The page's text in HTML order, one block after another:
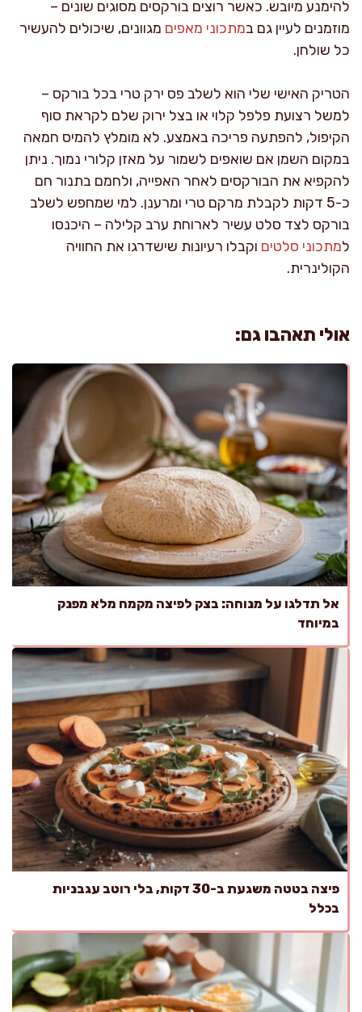
להימנע מיובש. כאשר רוצים בורקסים מסוגים שונים –
מוזמנים לעיין גם במתכוני מאפים מגוונים, שיכולים להעשיר
כל שולחן.
הטריק האישי שלי הוא לשלב פס ירק טרי בכל בורקס –
למשל רצועת פלפל קלוי או בצל ירוק שלם לקראת סוף
הקיפול, להפתעה פריכה באמצע. לא מומלץ להמיס חמאה
במקום השמן אם שואפים לשמור על מאזן קלורי נמוך. ניתן
להקפיא את הבורקסים לאחר האפייה, ולחמם בתנור חם
כ-5 דקות לקבלת מרקם טרי ומרענן. למי שמחפש לשלב
בורקס לצד סלט עשיר לארוחת ערב קלילה – היכנסו
למתכוני סלטים וקבלו רעיונות שישדרגו את החוויה
הקולינרית.
אולי תאהבו גם:
אל תדלגו על מנוחה: בצק לפיצה מקמח מלא מפנק
במיוחד
פיצה בטטה משגעת ב-30 דקות, בלי רוטב עגבניות
בכלל